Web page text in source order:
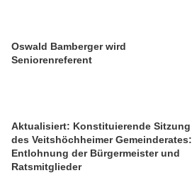
Oswald Bamberger wird
Seniorenreferent
Aktualisiert: Konstituierende Sitzung
des Veitshöchheimer Gemeinderates:
Entlohnung der Bürgermeister und
Ratsmitglieder